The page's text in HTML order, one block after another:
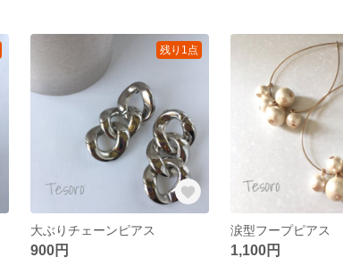
残り1点
大ぶりチェーンピアス
900円
涙型フープピアス
1,100円